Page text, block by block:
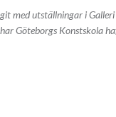
med utställningar i
Göteborgs Konstskola